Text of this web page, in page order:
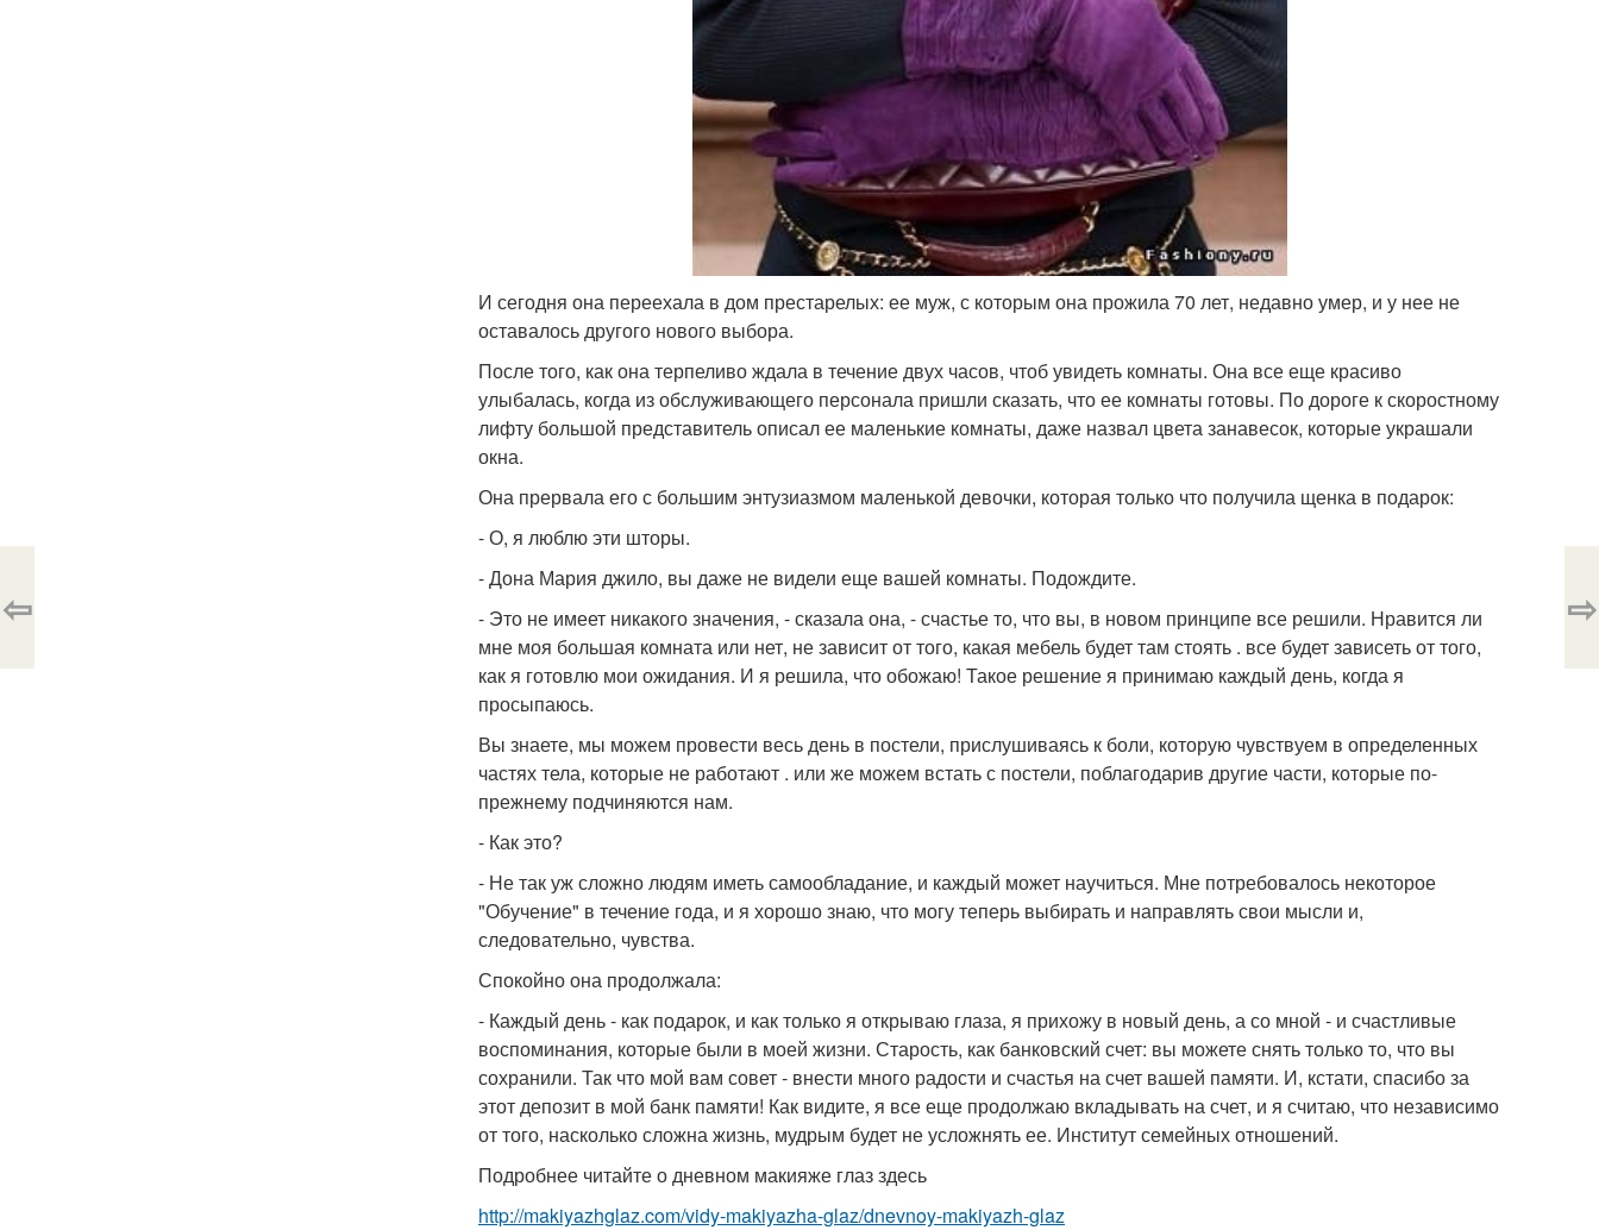
И сегодня она переехала в дом престарелых: ее муж, с которым она прожила 70 лет, недавно умер, и у нее не
оставалось другого нового выбора.
После того, как она терпеливо ждала в течение двух часов, чтоб увидеть комнаты. Она все еще красиво
улыбалась, когда из обслуживающего персонала пришли сказать, что ее комнаты готовы. По дороге к скоростному
лифту большой представитель описал ее маленькие комнаты, даже назвал цвета занавесок, которые украшали
окна.
Она прервала его с большим энтузиазмом маленькой девочки, которая только что получила щенка в подарок:
- О, я люблю эти шторы.
- Дона Мария джило, вы даже не видели еще вашей комнаты. Подождите.
- Это не имеет никакого значения, - сказала она, - счастье то, что вы, в новом принципе все решили. Нравится ли
мне моя большая комната или нет, не зависит от того, какая мебель будет там стоять . все будет зависеть от того,
как я готовлю мои ожидания. И я решила, что обожаю! Такое решение я принимаю каждый день, когда я
просыпаюсь.
Вы знаете, мы можем провести весь день в постели, прислушиваясь к боли, которую чувствуем в определенных
частях тела, которые не работают . или же можем встать с постели, поблагодарив другие части, которые по-
прежнему подчиняются нам.
- Как это?
- Не так уж сложно людям иметь самообладание, и каждый может научиться. Мне потребовалось некоторое
"Обучение" в течение года, и я хорошо знаю, что могу теперь выбирать и направлять свои мысли и,
следовательно, чувства.
Спокойно она продолжала:
- Каждый день - как подарок, и как только я открываю глаза, я прихожу в новый день, а со мной - и счастливые
воспоминания, которые были в моей жизни. Старость, как банковский счет: вы можете снять только то, что вы
сохранили. Так что мой вам совет - внести много радости и счастья на счет вашей памяти. И, кстати, спасибо за
этот депозит в мой банк памяти! Как видите, я все еще продолжаю вкладывать на счет, и я считаю, что независимо
от того, насколько сложна жизнь, мудрым будет не усложнять ее. Институт семейных отношений.
Подробнее читайте о дневном макияже глаз здесь
http://makiyazhglaz.com/vidy-makiyazha-glaz/dnevnoy-makiyazh-glaz
⇦ ⇨